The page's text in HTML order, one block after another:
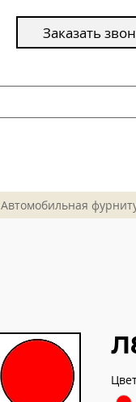
Заказать
Автомобильная